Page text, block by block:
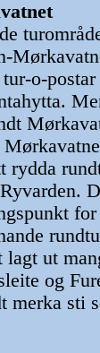
o-
rydda
lagt ut
og
merka sti